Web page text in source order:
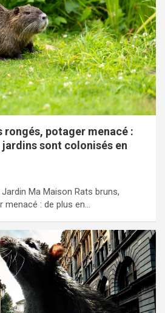
rongés, potager menacé :
jardins sont colonisés en
Ma Maison Rats bruns,
menacé : de plus en…